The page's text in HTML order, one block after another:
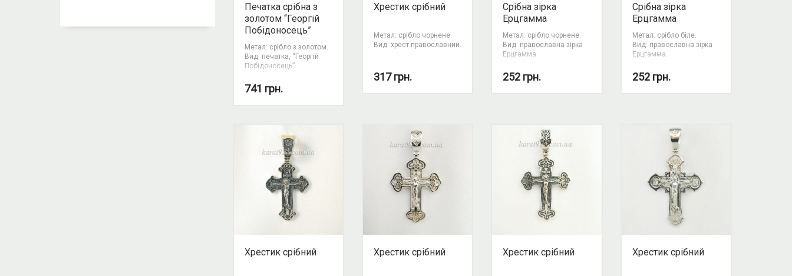
Печатка срібна з
золотом “Георгій
Побідоносець”
Метал: срібло з золотом.
Вид: печатка, “Георгій
Побідоносець”
741 грн.
Хрестик срібний
Метал: срібло чорнене.
Вид: хрест православний.
317грн.
Срібна зірка
Ерцгамма
Метал: срібло чорнене.
Вид: православна зірка
Ерцгамма.
252 грн.
Срібна зірка
Ерцгамма
Метал: срібло біле.
Вид: православна зірка
Ерцгамма.
252 грн.
Хрестик срібний Хрестик срібний Хрестик срібний Хрестик срібний